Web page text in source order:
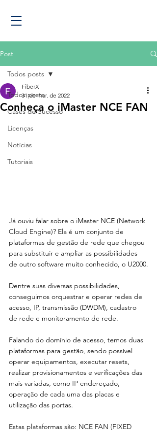
Post
Todos posts
Cases de Sucesso
Licenças
Notícias
Tutoriais
Todos posts
Conheça o iMaster NCE FAN
FiberX
31 de mar. de 2022
Já ouviu falar sobre o iMaster NCE (Network
Cloud Engine)? Ela é um conjunto de
plataformas de gestão de rede que chegou
para substituir e ampliar as possibilidades
de outro software muito conhecido, o U2000.
Dentre suas diversas possibilidades,
conseguimos orquestrar e operar redes de
acesso, IP, transmissão (DWDM), cadastro
de rede e monitoramento de rede.
Falando do domínio de acesso, temos duas
plataformas para gestão, sendo possível
operar equipamentos, executar resets,
realizar provisionamentos e verificações das
mais variadas, como IP endereçado,
operação de cada uma das placas e
utilização das portas.
Estas plataformas são: NCE FAN (FIXED